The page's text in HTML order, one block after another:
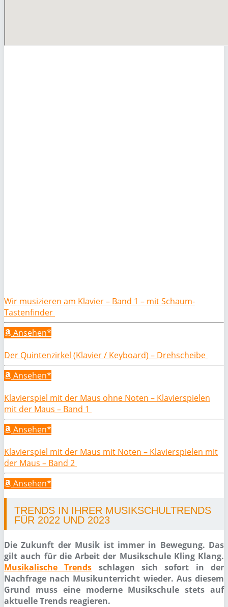
Wir musizieren am Klavier – Band 1 – mit Schaum-
Tastenfinder
Ansehen*
Der Quintenzirkel (Klavier / Keyboard) – Drehscheibe
Ansehen*
Klavierspiel mit der Maus ohne Noten – Klavierspielen
mit der Maus – Band 1
Ansehen*
Klavierspiel mit der Maus mit Noten – Klavierspielen mit
der Maus – Band 2
Ansehen*
TRENDS IN IHRER MUSIKSCHULTRENDS
FÜR 2022 UND 2023
Die Zukunft der Musik ist immer in Bewegung. Das
gilt auch für die Arbeit der Musikschule Kling Klang.
Musikalische Trends schlagen sich sofort in der
Nachfrage nach Musikunterricht wieder. Aus diesem
Grund muss eine moderne Musikschule stets auf
aktuelle Trends reagieren.